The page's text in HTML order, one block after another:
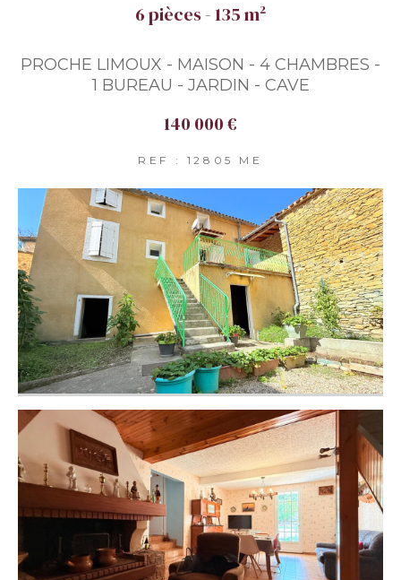
6 pièces - 135 m²
PROCHE LIMOUX - MAISON - 4 CHAMBRES -
1 BUREAU - JARDIN - CAVE
140 000 €
REF : 12805 ME